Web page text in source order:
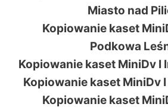
Miasto nad
Kopiowanie kaset
Podkowa
Kopiowanie kaset MiniDv I
Kopiowanie kaset MiniDv
Kopiowanie kaset